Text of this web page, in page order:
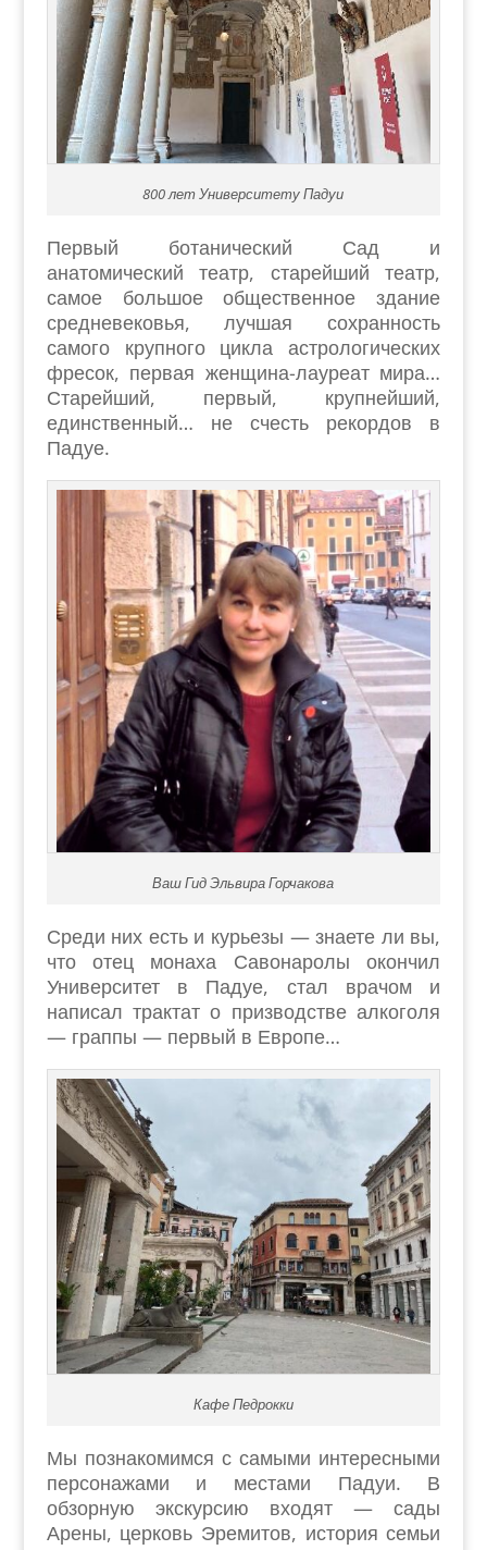
800 лет Университету Падуи
Первый ботанический Сад и
анатомический театр, старейший театр,
самое большое общественное здание
средневековья, лучшая сохранность
самого крупного цикла астрологических
фресок, первая женщина-лауреат мира…
Старейший, первый, крупнейший,
единственный… не счесть рекордов в
Падуе.
Ваш Гид Эльвира Горчакова
Среди них есть и курьезы — знаете ли вы,
что отец монаха Савонаролы окончил
Университет в Падуе, стал врачом и
написал трактат о призводстве алкоголя
— граппы — первый в Европе…
Кафе Педрокки
Мы познакомимся с самыми интересными
персонажами и местами Падуи. В
обзорную экскурсию входят — сады
Арены, церковь Эремитов, история семьи